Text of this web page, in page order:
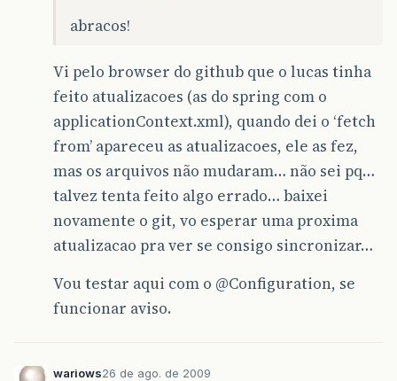
abracos!
Vi pelo browser do github que o lucas tinha
feito atualizacoes (as do spring com o
applicationContext.xml), quando dei o ‘fetch
from’ apareceu as atualizacoes, ele as fez,
mas os arquivos não mudaram… não sei pq…
talvez tenta feito algo errado… baixei
novamente o git, vo esperar uma proxima
atualizacao pra ver se consigo sincronizar…
Vou testar aqui com o @Configuration, se
funcionar aviso.
wariows26 de ago. de 2009